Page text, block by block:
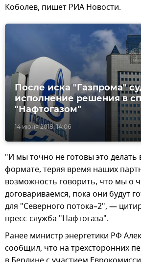
Коболев, пишет РИА Новости.
14 июня 2018, 14:06
После иска "Газпрома"
исполнение решения в
"Нафтогазом"
"И мы точно не готовы это делать
формате, теряя время наших
возможность говорить, что мы о
договариваемся, пока они будут
для "Северного потока–2", —
пресс-служба "Нафтогаза".
Ранее министр энергетики РФ
сообщил, что на трехсторонних